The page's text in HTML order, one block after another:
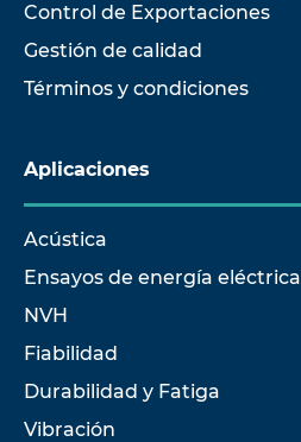
Control de Exportaciones
Gestión de calidad
Términos y condiciones
Aplicaciones
Acústica
Ensayos de energía eléctrica
NVH
Fiabilidad
Durabilidad y Fatiga
Vibración